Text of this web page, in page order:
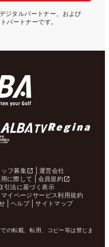
ジタルパートナー、および
パートナーです。
ッフ募集
運営会社
に際して
会員規約
引法に基づく表示
マイページサービス利用規約
ヘルプ サイトマップ
の転載、転用、コピー等は禁じま